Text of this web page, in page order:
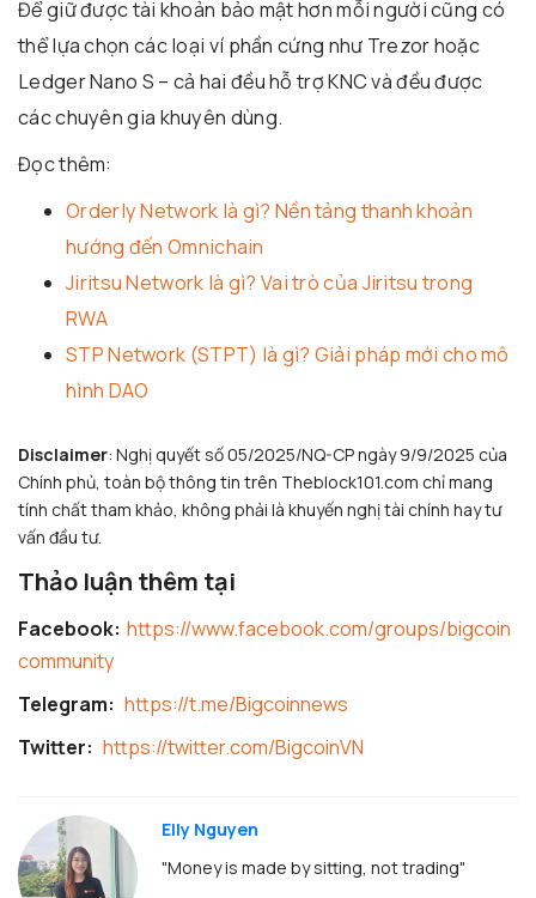
Để giữ được tài khoản bảo mật hơn mỗi người cũng có
thể lựa chọn các loại ví phần cứng như Trezor hoặc
Ledger Nano S – cả hai đều hỗ trợ KNC và đều được
các chuyên gia khuyên dùng.
Đọc thêm:
Orderly Network là gì? Nền tảng thanh khoản
hướng đến Omnichain
Jiritsu Network là gì? Vai trò của Jiritsu trong
RWA
STP Network (STPT) là gì? Giải pháp mới cho mô
hình DAO
Disclaimer: Nghị quyết số 05/2025/NQ-CP ngày 9/9/2025 của
Chính phủ, toàn bộ thông tin trên Theblock101.com chỉ mang
tính chất tham khảo, không phải là khuyến nghị tài chính hay tư
vấn đầu tư.
Thảo luận thêm tại
Facebook: https://www.facebook.com/groups/bigcoin
community
Telegram: https://t.me/Bigcoinnews
Twitter: https://twitter.com/BigcoinVN
Elly Nguyen
"Money is made by sitting, not trading"